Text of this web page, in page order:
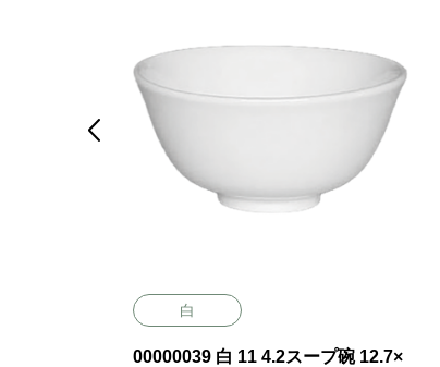
白
00000039 白 11 4.2スープ碗 12.7×
